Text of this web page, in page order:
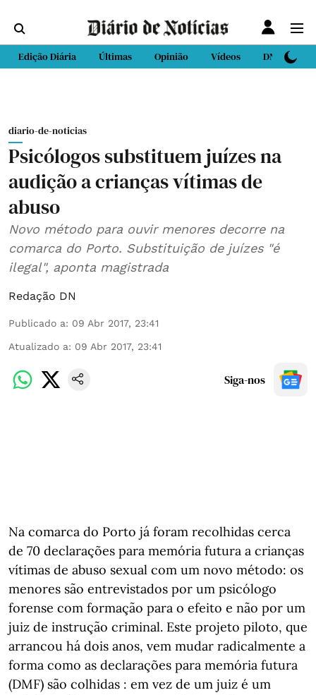
Edição Diária Últimas Opinião Vídeos DN Sport
diario-de-noticias
Psicólogos substituem juízes na
audição a crianças vítimas de
abuso
Novo método para ouvir menores decorre na
comarca do Porto. Substituição de juízes "é
ilegal", aponta magistrada
Redação DN
Publicado a: 09 Abr 2017, 23:41
Atualizado a: 09 Abr 2017, 23:41
Siga-nos
Na comarca do Porto já foram recolhidas cerca
de 70 declarações para memória futura a crianças
vítimas de abuso sexual com um novo método: os
menores são entrevistados por um psicólogo
forense com formação para o efeito e não por um
juiz de instrução criminal. Este projeto piloto, que
arrancou há dois anos, vem mudar radicalmente a
forma como as declarações para memória futura
(DMF) são colhidas : em vez de um juiz é um